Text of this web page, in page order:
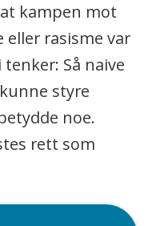
kampen mot
rasisme var
Så naive
styre
noe.
rett som